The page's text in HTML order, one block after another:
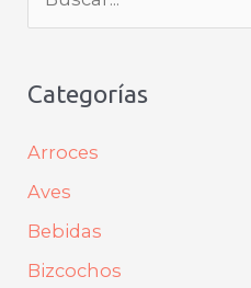
c
a
r
Categorías
Arroces
Aves
Bebidas
Bizcochos